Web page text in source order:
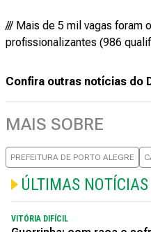
/// Mais de 5 mil vagas foram
profissionalizantes (986
Confira outras notícias do
MAIS SOBRE
PREFEITURA DE PORTO ALEGRE
ÚLTIMAS NOTÍCIAS
VITÓRIA DIFÍCIL